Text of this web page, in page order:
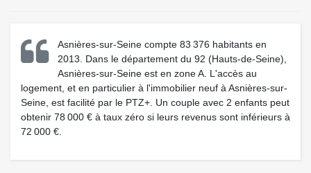
Asnières-sur-Seine compte 83 376 habitants en
2013. Dans le département du 92 (Hauts-de-Seine),
Asnières-sur-Seine est en zone A. L'accès au
logement, et en particulier à l'immobilier neuf à Asnières-sur-
Seine, est facilité par le PTZ+. Un couple avec 2 enfants peut
obtenir 78 000 € à taux zéro si leurs revenus sont inférieurs à
72 000 €.